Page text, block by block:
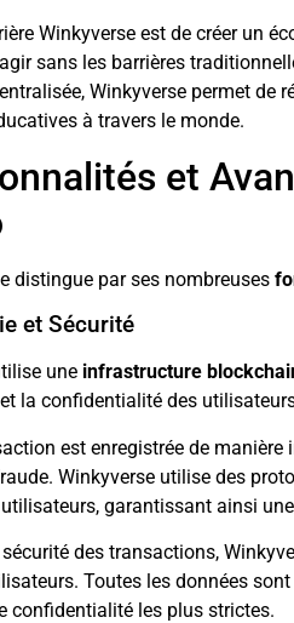
Winkyverse est de créer un
sans les barrières
Winkyverse permet de
à travers le monde.
et
distingue par ses nombreuses
et Sécurité
une infrastructure
la confidentialité des
est enregistrée de
Winkyverse utilise des
garantissant ainsi
des transactions,
Toutes les données
confidentialité les plus strictes.